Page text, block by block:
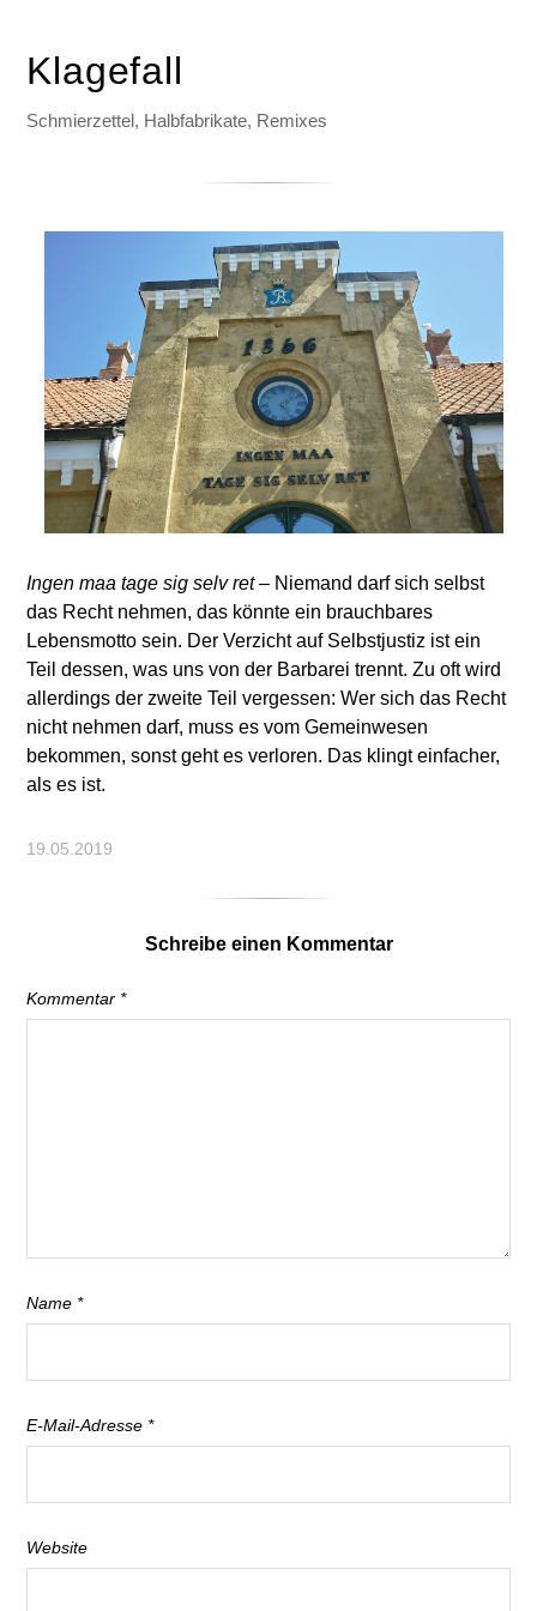
Klagefall
Schmierzettel, Halbfabrikate, Remixes
Ingen maa tage sig selv ret– Niemand darf sich selbst
das Recht nehmen, das könnte ein brauchbares
Lebensmotto sein. Der Verzicht auf Selbstjustiz ist ein
Teil dessen, was uns von der Barbarei trennt. Zu oft wird
allerdings der zweite Teil vergessen: Wer sich das Recht
nicht nehmen darf, muss es vom Gemeinwesen
bekommen, sonst geht es verloren. Das klingt einfacher,
als es ist.
19.05.2019
Schreibe einen Kommentar
Kommentar *
Name *
E-Mail-Adresse *
Website